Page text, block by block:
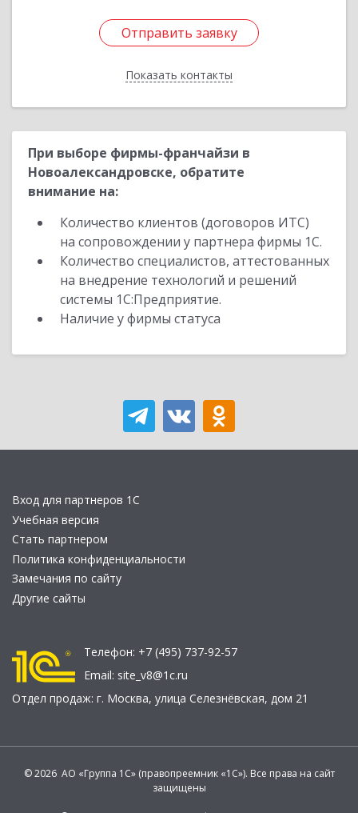
Отправить заявку
Показать контакты
Отправить заявку
Назад
При выборе фирмы-франчайзи в
Новоалександровске, обратите
внимание на:
Количество клиентов (договоров ИТС)
на сопровождении у партнера фирмы 1С.
Количество специалистов, аттестованных
на внедрение технологий и решений
системы 1С:Предприятие.
Наличие у фирмы статуса
Вход для партнеров 1С
Учебная версия
Стать партнером
Политика конфиденциальности
Замечания по сайту
Другие сайты
Телефон: +7 (495) 737-92-57
Email: site_v8@1c.ru
Отдел продаж: г. Москва, улица Селезнёвская, дом 21
© 2026 АО «Группа 1С» (правопреемник «1С»). Все права на сайт
защищены